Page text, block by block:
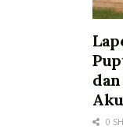
“Dengan
tetapi juga ikut
dan menjaga
sinergi antara
menciptakan
0